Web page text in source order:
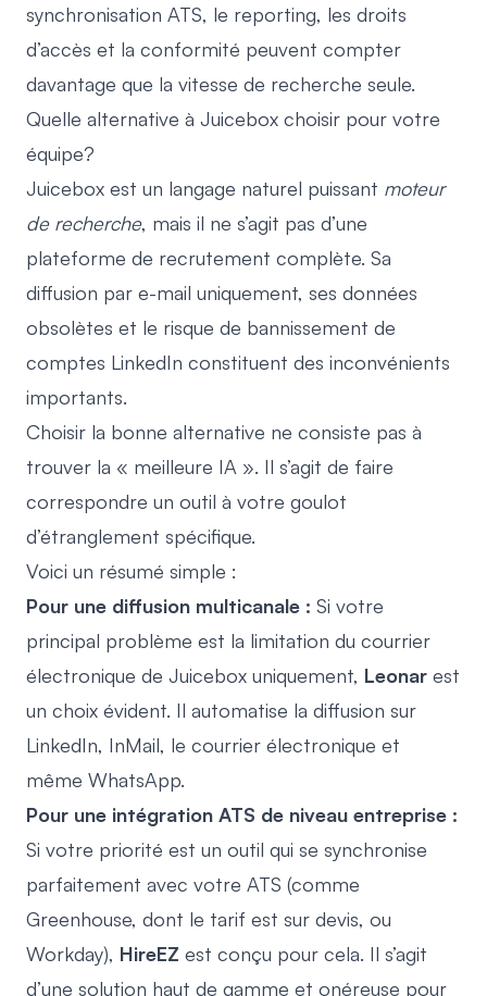
synchronisation ATS, le reporting, les droits
d’accès et la conformité peuvent compter
davantage que la vitesse de recherche seule.
Quelle alternative à Juicebox choisir pour votre
équipe?
Juicebox est un langage naturel puissant moteur
de recherche, mais il ne s’agit pas d’une
plateforme de recrutement complète. Sa
diffusion par e-mail uniquement, ses données
obsolètes et le risque de bannissement de
comptes LinkedIn constituent des inconvénients
importants.
Choisir la bonne alternative ne consiste pas à
trouver la « meilleure IA ». Il s’agit de faire
correspondre un outil à votre goulot
d’étranglement spécifique.
Voici un résumé simple :
Pour une diffusion multicanale : Si votre
principal problème est la limitation du courrier
électronique de Juicebox uniquement, Leonar est
un choix évident. Il automatise la diffusion sur
LinkedIn, InMail, le courrier électronique et
même WhatsApp.
Pour une intégration ATS de niveau entreprise :
Si votre priorité est un outil qui se synchronise
parfaitement avec votre ATS (comme
Greenhouse, dont le tarif est sur devis, ou
Workday), HireEZ est conçu pour cela. Il s’agit
d’une solution haut de gamme et onéreuse pour